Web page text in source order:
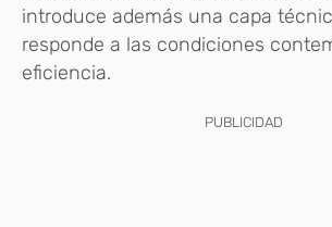
introduce además una capa
responde a las condiciones
eficiencia.
PUBLICIDAD